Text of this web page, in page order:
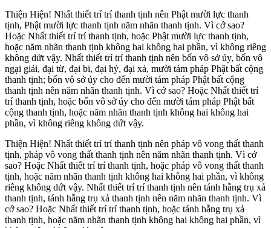
Thiện Hiện! Nhất thiết trí trí thanh tịnh nên Phật mười lực thanh
tịnh, Phật mười lực thanh tịnh năm nhãn thanh tịnh. Vì cớ sao?
Hoặc Nhất thiết trí trí thanh tịnh, hoặc Phật mười lực thanh tịnh,
hoặc năm nhãn thanh tịnh không hai không hai phần, vì không riêng
không dứt vậy. Nhất thiết trí trí thanh tịnh nên bốn vô sở úy, bốn vô
ngại giải, đại từ, đại bi, đại hỷ, đại xả, mười tám pháp Phật bất cộng
thanh tịnh; bốn vô sở úy cho đến mười tám pháp Phật bất cộng
thanh tịnh nên năm nhãn thanh tịnh. Vì cớ sao? Hoặc Nhất thiết trí
trí thanh tịnh, hoặc bốn vô sở úy cho đến mười tám pháp Phật bất
cộng thanh tịnh, hoặc năm nhãn thanh tịnh không hai không hai
phần, vì không riêng không dứt vậy.
Thiện Hiện! Nhất thiết trí trí thanh tịnh nên pháp vô vong thất thanh
tịnh, pháp vô vong thất thanh tịnh nên năm nhãn thanh tịnh. Vì cớ
sao? Hoặc Nhất thiết trí trí thanh tịnh, hoặc pháp vô vong thất thanh
tịnh, hoặc năm nhãn thanh tịnh không hai không hai phần, vì không
riêng không dứt vậy. Nhất thiết trí trí thanh tịnh nên tánh hằng trụ xả
thanh tịnh, tánh hằng trụ xả thanh tịnh nên năm nhãn thanh tịnh. Vì
cớ sao? Hoặc Nhất thiết trí trí thanh tịnh, hoặc tánh hằng trụ xả
thanh tịnh, hoặc năm nhãn thanh tịnh không hai không hai phần, vì